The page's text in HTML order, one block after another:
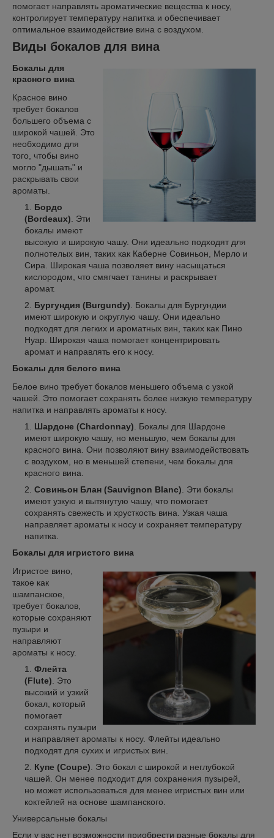
помогает направлять ароматические вещества к носу,
контролирует температуру напитка и обеспечивает
оптимальное взаимодействие вина с воздухом.
Виды бокалов для вина
Бокалы для
красного вина
Красное вино
требует бокалов
большего объема с
широкой чашей. Это
необходимо для
того, чтобы вино
могло "дышать" и
раскрывать свои
ароматы.
Бордо
(Bordeaux) . Эти
бокалы имеют
высокую и широкую чашу. Они идеально подходят для
полнотелых вин, таких как Каберне Совиньон, Мерло и
Сира. Широкая чаша позволяет вину насыщаться
кислородом, что смягчает танины и раскрывает
аромат.
Бургундия (Burgundy) . Бокалы для Бургундии
имеют широкую и округлую чашу. Они идеально
подходят для легких и ароматных вин, таких как Пино
Нуар. Широкая чаша помогает концентрировать
аромат и направлять его к носу.
Бокалы для белого вина
Белое вино требует бокалов меньшего объема с узкой
чашей. Это помогает сохранять более низкую температуру
напитка и направлять ароматы к носу.
Шардоне (Chardonnay) . Бокалы для Шардоне
имеют широкую чашу, но меньшую, чем бокалы для
красного вина. Они позволяют вину взаимодействовать
с воздухом, но в меньшей степени, чем бокалы для
красного вина.
Совиньон Блан (Sauvignon Blanc) . Эти бокалы
имеют узкую и вытянутую чашу, что помогает
сохранять свежесть и хрусткость вина. Узкая чаша
направляет ароматы к носу и сохраняет температуру
напитка.
Бокалы для игристого вина
Игристое вино,
такое как
шампанское,
требует бокалов,
которые сохраняют
пузыри и
направляют
ароматы к носу.
Флейта
(Flute) . Это
высокий и узкий
бокал, который
помогает
сохранять пузыри
и направляет ароматы к носу. Флейты идеально
подходят для сухих и игристых вин.
Купе (Coupe) . Это бокал с широкой и неглубокой
чашей. Он менее подходит для сохранения пузырей,
но может использоваться для менее игристых вин или
коктейлей на основе шампанского.
Универсальные бокалы
Если у вас нет возможности приобрести разные бокалы для